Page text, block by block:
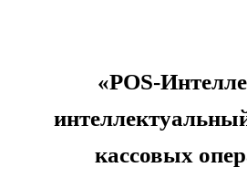
«POS-
кассовых